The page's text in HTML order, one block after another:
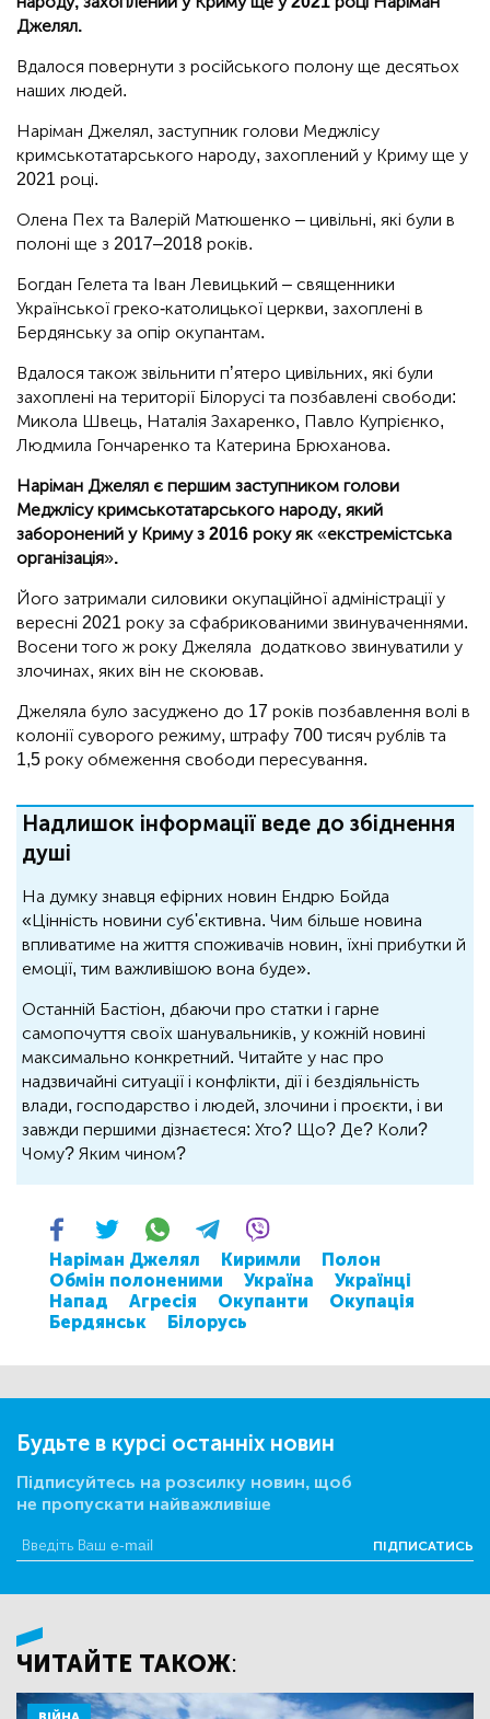
Джелял.
Вдалося повернути з російського полону ще десятьох
наших людей.
Наріман Джелял, заступник голови Меджлісу
кримськотатарського народу, захоплений у Криму ще у
2021 році.
Олена Пех та Валерій Матюшенко – цивільні, які були в
полоні ще з 2017–2018 років.
Богдан Гелета та Іван Левицький – священники
Української греко-католицької церкви, захоплені в
Бердянську за опір окупантам.
Вдалося також звільнити пʼятеро цивільних, які були
захоплені на території Білорусі та позбавлені свободи:
Микола Швець, Наталія Захаренко, Павло Купрієнко,
Людмила Гончаренко та Катерина Брюханова.
Наріман Джелял є першим заступником голови
Меджлісу кримськотатарського народу, який
заборонений у Криму з 2016 року як «екстремістська
організація».
Його затримали силовики окупаційної адміністрації у
вересні 2021 року за сфабрикованими звинуваченнями.
Восени того ж року Джеляла додатково звинуватили у
злочинах, яких він не скоював.
Джеляла було засуджено до 17 років позбавлення волі в
колонії суворого режиму, штрафу 700 тисяч рублів та
1,5 року обмеження свободи пересування.
Надлишок інформації веде до збіднення
душі
На думку знавця ефірних новин Ендрю Бойда
«Цінність новини суб'єктивна. Чим більше новина
впливатиме на життя споживачів новин, їхні прибутки й
емоції, тим важливішою вона буде».
Останній Бастіон, дбаючи про статки і гарне
самопочуття своїх шанувальників, у кожній новині
максимально конкретний. Читайте у нас про
надзвичайні ситуації і конфлікти, дії і бездіяльність
влади, господарство і людей, злочини і проєкти, і ви
завжди першими дізнаєтеся: Хто? Що? Де? Коли?
Чому? Яким чином?
Наріман Джелял Киримли
Полон
Обмін полоненими
Україна
Українці
Напад
Агресія Окупанти
Окупація
Бердянськ
Білорусь
Будьте в курсі останніх новин
Підписуйтесь на розсилку новин, щоб
не пропускати найважливіше
ПІДПИСАТИСЬ
ЧИТАЙТЕ ТАКОЖ: